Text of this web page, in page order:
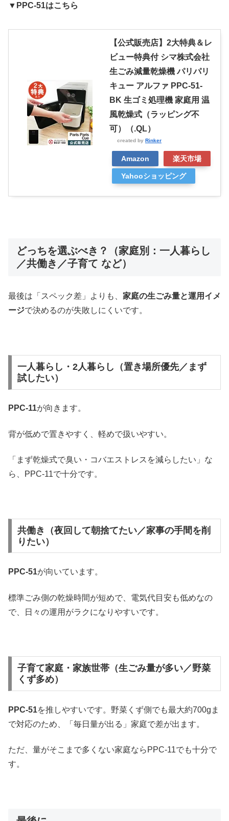
▼PPC-51はこちら
【公式販売店】2大特典＆レ
ビュー特典付 シマ株式会社
生ごみ減量乾燥機 パリパリ
キュー アルファ PPC-51-
BK 生ゴミ処理機 家庭用 温
風乾燥式（ラッピング不
可）（.QL）
created by Rinker
Amazon 楽天市場
Yahooショッピング
どっちを選ぶべき？（家庭別：一人暮らし
／共働き／子育て など）
最後は「スペック差」よりも、 家庭の生ごみ量と運用イメ
ージで決めるのが失敗しにくいです。
一人暮らし・2人暮らし（置き場所優先／まず
試したい）
PPC-11が向きます。
背が低めで置きやすく、軽めで扱いやすい。
「まず乾燥式で臭い・コバエストレスを減らしたい」な
ら、PPC-11で十分です。
共働き（夜回して朝捨てたい／家事の手間を削
りたい）
PPC-51が向いています。
標準ごみ側の乾燥時間が短めで、電気代目安も低めなの
で、日々の運用がラクになりやすいです。
子育て家庭・家族世帯（生ごみ量が多い／野菜
くず多め）
PPC-51を推しやすいです。野菜くず側でも最大約700gま
で対応のため、「毎日量が出る」家庭で差が出ます。
ただ、量がそこまで多くない家庭ならPPC-11でも十分で
す。